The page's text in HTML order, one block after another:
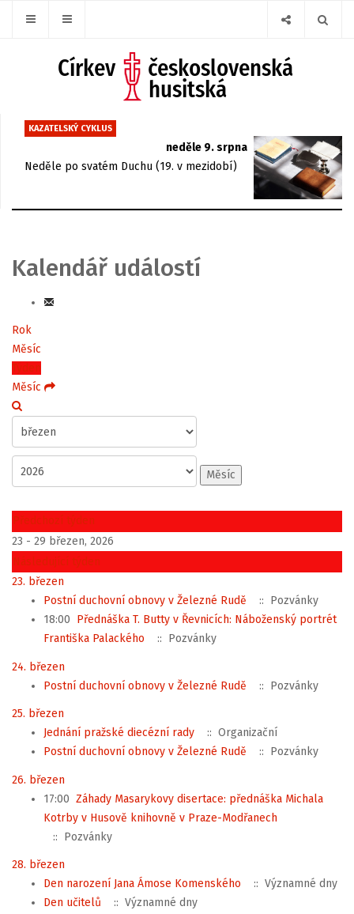
KAZATELSKÝ CYKLUS
neděle 9. srpna
Neděle po svatém Duchu (19. v mezidobí)
Kalendář událostí
Rok
Měsíc
Týden
Měsíc
Měsíc
Předchozí týden
23 - 29 březen, 2026
Následující týden
23. březen
Postní duchovní obnovy v Železné Rudě
:: Pozvánky
18:00 Přednáška T. Butty v Řevnicích: Náboženský portrét
Františka Palackého
:: Pozvánky
24. březen
Postní duchovní obnovy v Železné Rudě
:: Pozvánky
25. březen
Jednání pražské diecézní rady
:: Organizační
Postní duchovní obnovy v Železné Rudě
:: Pozvánky
26. březen
17:00 Záhady Masarykovy disertace: přednáška Michala
Kotrby v Husově knihovně v Praze-Modřanech
:: Pozvánky
28. březen
Den narození Jana Ámose Komenského
:: Významné dny
Den učitelů
:: Významné dny